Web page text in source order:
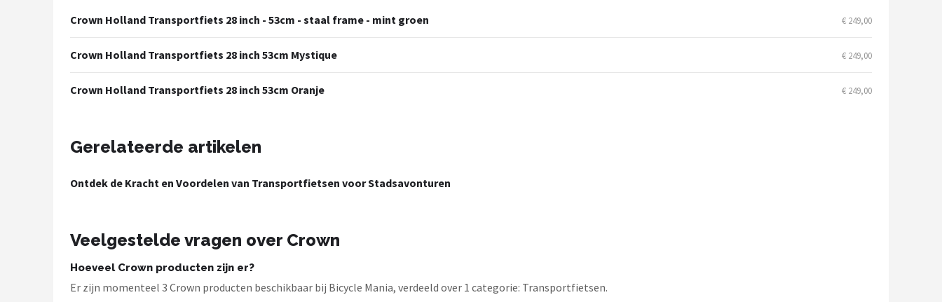
BBB Cycling
Schwalbe
Crown Holland Transportfiets 28 inch - 53cm - staal frame - mint groen € 249,00
Crown Holland Transportfiets 28 inch 53cm Mystique € 249,00
Crown Holland Transportfiets 28 inch 53cm Oranje € 249,00
Gerelateerde artikelen
Ontdek de Kracht en Voordelen van Transportfietsen voor Stadsavonturen
Veelgestelde vragen over Crown
Hoeveel Crown producten zijn er?
Er zijn momenteel 3 Crown producten beschikbaar bij Bicycle Mania, verdeeld over 1 categorie: Transportfietsen.